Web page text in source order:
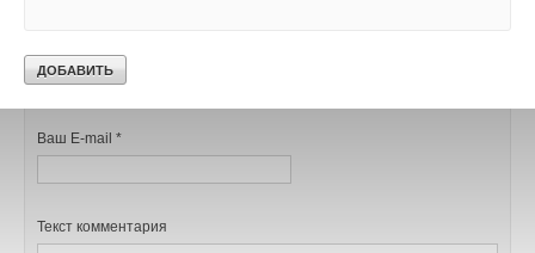
Ваше имя *
Ваш E-mail *
Текст комментария